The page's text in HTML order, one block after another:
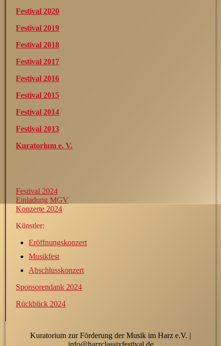
Festival 2020
Festival 2019
Festival 2018
Festival 2017
Festival 2016
Festival 2015
Festival 2014
Festival 2013
Kuratorium e. V.
Festival 2024
Einladung MGV
Konzerte 2024
Künstler:
Eröffnungskonzert
Musikfest
Abschlusskonzert
Sponsorendank 2024
Rückblick 2024
Kuratorium zur Förderung der Musik im Harz e.V. |
info@harzclassixfestival.de